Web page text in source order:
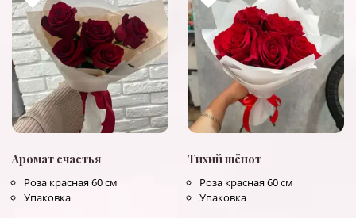
Аромат счастья
Роза красная 60 см
Упаковка
Тихий шёпот
Роза красная 60 см
Упаковка